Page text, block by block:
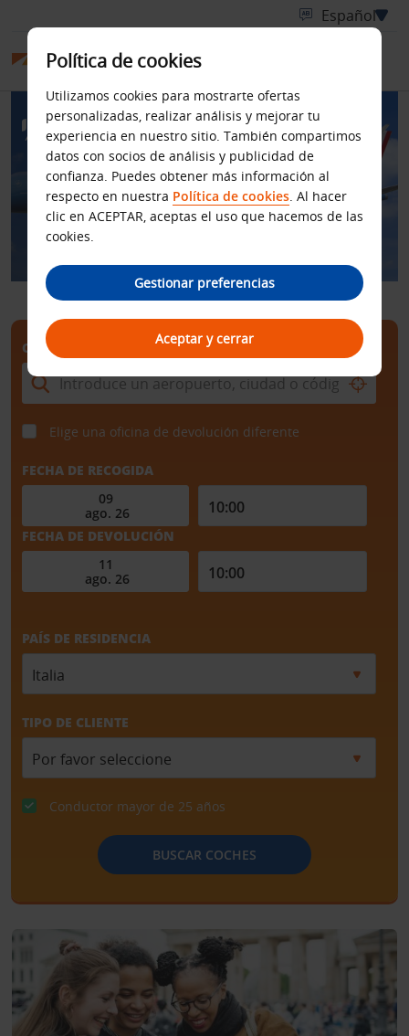
Budget en colaboración
con ITA Airways
OFICINA DE RECOGIDA
Elige una oficina de devolución diferente
FECHA DE RECOGIDA
FECHA DE DEVOLUCIÓN
PAÍS DE RESIDENCIA
TIPO DE CLIENTE
Conductor mayor de 25 años
BUSCAR COCHES
Política de cookies
Utilizamos cookies para mostrarte ofertas
personalizadas, realizar análisis y mejorar tu
experiencia en nuestro sitio. También compartimos
datos con socios de análisis y publicidad de
confianza. Puedes obtener más información al
respecto en nuestra Política de cookies. Al hacer
clic en ACEPTAR, aceptas el uso que hacemos de las
cookies.
Gestionar preferencias
Aceptar y cerrar